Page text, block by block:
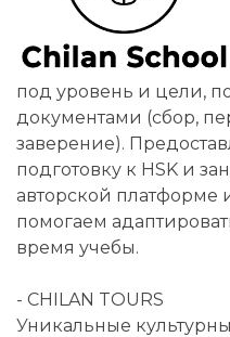
под уровень и цели,
документами (сбор,
заверение).
подготовку к HSK и
авторской платформе
помогаем
время учебы.
- CHILAN TOURS
Уникальные